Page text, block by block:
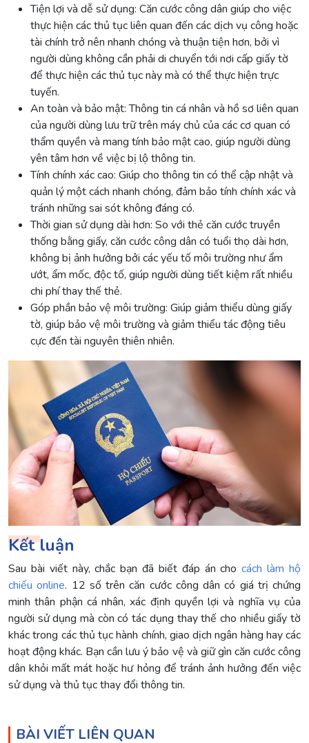
Tiện lợi và dễ sử dụng: Căn cước công dân giúp cho việc
thực hiện các thủ tục liên quan đến các dịch vụ công hoặc
tài chính trở nên nhanh chóng và thuận tiện hơn, bởi vì
người dùng không cần phải di chuyển tới nơi cấp giấy tờ
để thực hiện các thủ tục này mà có thể thực hiện trực
tuyến.
An toàn và bảo mật: Thông tin cá nhân và hồ sơ liên quan
của người dùng lưu trữ trên máy chủ của các cơ quan có
thẩm quyền và mang tính bảo mật cao, giúp người dùng
yên tâm hơn về việc bị lộ thông tin.
Tính chính xác cao: Giúp cho thông tin có thể cập nhật và
quản lý một cách nhanh chóng, đảm bảo tính chính xác và
tránh những sai sót không đáng có.
Thời gian sử dụng dài hơn: So với thẻ căn cước truyền
thống bằng giấy, căn cước công dân có tuổi thọ dài hơn,
không bị ảnh hưởng bởi các yếu tố môi trường như ẩm
ướt, ẩm mốc, độc tố, giúp người dùng tiết kiệm rất nhiều
chi phí thay thế thẻ.
Góp phần bảo vệ môi trường: Giúp giảm thiểu dùng giấy
tờ, giúp bảo vệ môi trường và giảm thiểu tác động tiêu
cực đến tài nguyên thiên nhiên.
Kết luận
Sau bài viết này, chắc bạn đã biết đáp án chocách làm hộ
chiếu online. 12 số trên căn cước công dân có giá trị chứng
minh thân phận cá nhân, xác định quyền lợi và nghĩa vụ của
người sử dụng mà còn có tác dụng thay thế cho nhiều giấy tờ
khác trong các thủ tục hành chính, giao dịch ngân hàng hay các
hoạt động khác. Bạn cần lưu ý bảo vệ và giữ gìn căn cước công
dân khỏi mất mát hoặc hư hỏng để tránh ảnh hưởng đến việc
sử dụng và thủ tục thay đổi thông tin.
BÀI VIẾT LIÊN QUAN